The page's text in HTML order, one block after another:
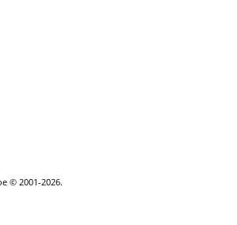
© 2001-2026.